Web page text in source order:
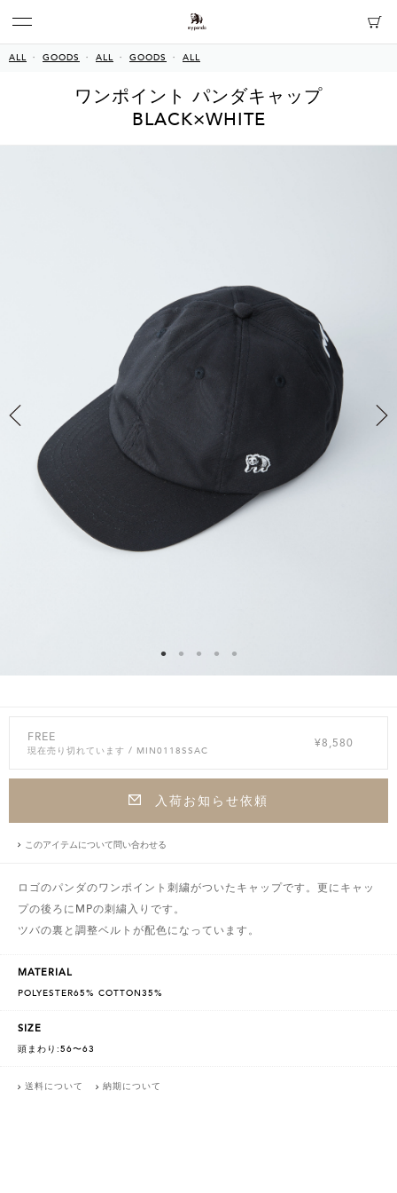
ALL GOODS ALL GOODS ALL
ワンポイント パンダキャップ
BLACK×WHITE
FREE
現在売り切れています / MIN0118SSAC
¥8,580
入荷お知らせ依頼
このアイテムについて問い合わせる
ロゴのパンダのワンポイント刺繍がついたキャップです。更にキャッ
プの後ろにMPの刺繍入りです。
ツバの裏と調整ベルトが配色になっています。
MATERIAL
POLYESTER65% COTTON35%
SIZE
頭まわり:56〜63
送料について 納期について